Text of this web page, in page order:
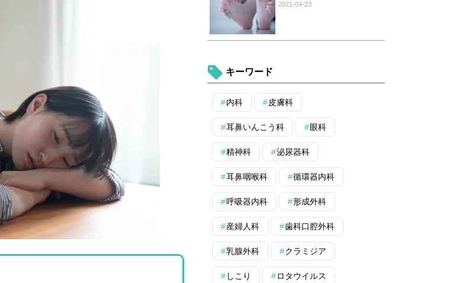
2021-04-23
キーワード
内科 皮膚科
耳鼻いんこう科 眼科
精神科 泌尿器科
耳鼻咽喉科 循環器内科
呼吸器内科 形成外科
産婦人科 歯科口腔外科
乳腺外科 クラミジア
しこり ロタウイルス